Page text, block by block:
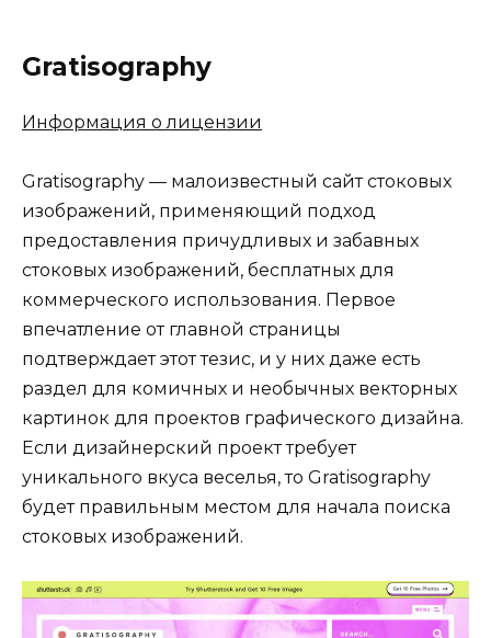
Gratisography
Информация о лицензии
Gratisography — малоизвестный сайт стоковых
изображений, применяющий подход
предоставления причудливых и забавных
стоковых изображений, бесплатных для
коммерческого использования. Первое
впечатление от главной страницы
подтверждает этот тезис, и у них даже есть
раздел для комичных и необычных векторных
картинок для проектов графического дизайна.
Если дизайнерский проект требует
уникального вкуса веселья, то Gratisography
будет правильным местом для начала поиска
стоковых изображений.